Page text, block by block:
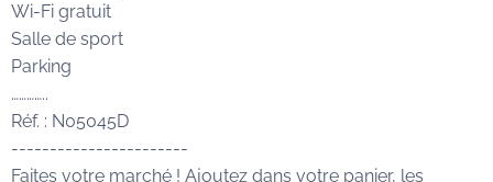
Wi-Fi gratuit
Salle de sport
Parking
…………..
Réf. : N05045D
-----------------------
Faites votre marché ! Ajoutez dans votre panier, les